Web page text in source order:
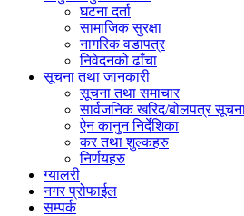
घटना दर्ता
सामाजिक सुरक्षा
नागरिक वडापत्र
निवेदनको ढाँचा
सूचना तथा जानकारी
सूचना तथा समाचार
सार्वजनिक खरिद/बोलपत्र
ऐन कानुन निर्देशिका
कर तथा शुल्कहरु
निर्णयहरु
ग्यालरी
नगर प्रोफाईल
सम्पर्क